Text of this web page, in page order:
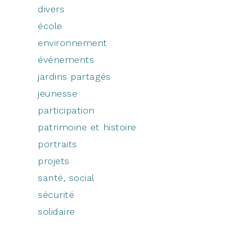
divers
école
environnement
événements
jardins partagés
jeunesse
participation
patrimoine et histoire
portraits
projets
santé, social
sécurité
solidaire